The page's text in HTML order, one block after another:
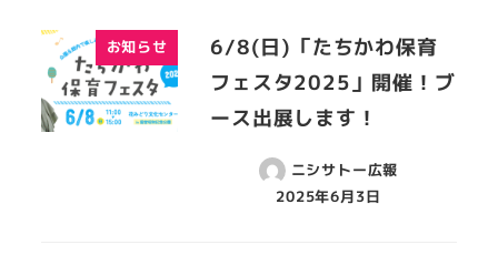
お知らせ
6/8(日)「たちかわ保育
フェスタ2025」開催！ブ
ース出展します！
ニシサトー広報
2025年6月3日